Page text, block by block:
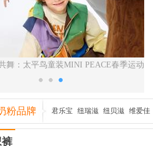
舞：太平鸟童装MINI PEACE春季运动
系列上市
粉品牌 君乐宝 纽瑞滋 纽贝滋 维爱佳